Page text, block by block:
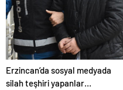
Fiber İnternet Nedir ve Ev
İnterneti Seçerken Doğru
Kararı Nasıl Verirsiniz
Erzincan’da sosyal medyada
silah teşhiri yapanlar